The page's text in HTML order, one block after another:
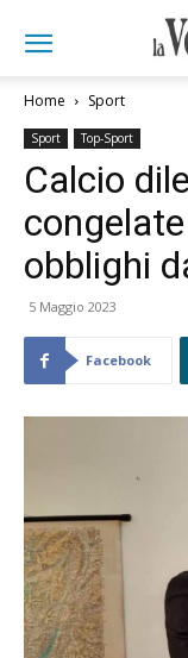
Home Sport
Sport Top-Sport
Calcio
obblighi
5 Maggio 2023
Facebook